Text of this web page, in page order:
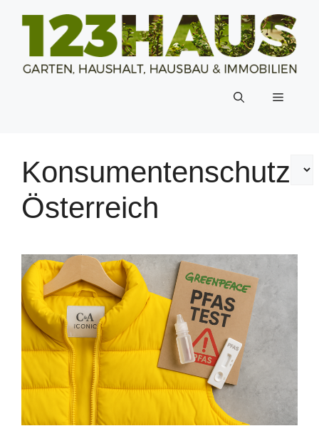
Inhalt
Menü
Konsumentenschutz
Österreich